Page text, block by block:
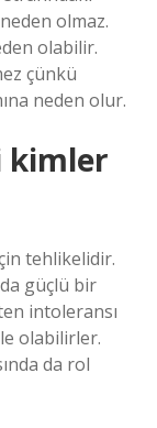
olmaz.
olabilir.
çünkü
neden olur.
kimler
tehlikelidir.
güçlü bir
intoleransı
olabilirler.
da rol